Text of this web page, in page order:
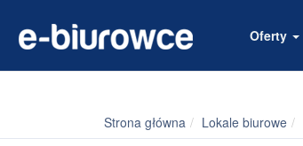
Oferty
Strona główna Lokale biurowe